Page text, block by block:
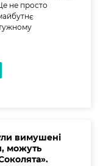
не просто
вимушені
можуть